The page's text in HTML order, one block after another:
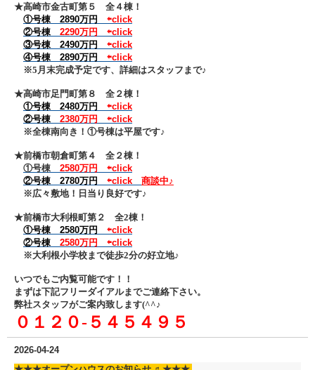
★高崎市金古町第５ 全４棟！
①号棟 2890万円
⇦click
②号棟
2290万円
⇦click
③号棟 2490万円
⇦click
④号棟 2890万円
⇦click
※5月末完成予定です、詳細はスタッフまで♪
★高崎市足門町第８ 全２棟！
①号棟 2480万円
⇦click
②号棟
2380万円
⇦click
※全棟南向き！①号棟は平屋です♪
★前橋市朝倉町第４ 全２棟！
①号棟 2580万円 ⇦click
②号棟 2780万円
⇦click
商談中♪
※広々敷地！日当り良好です♪
★前橋市大利根町第２ 全2棟！
①号棟 2580万円
⇦click
②号棟
2580万円
⇦click
※大利根小学校まで徒歩2分の好立地♪
いつでもご内覧可能です！！
まずは下記フリーダイアルまでご連絡下さい。
弊社スタッフがご案内致します(^^♪
０１２０‐５４５４９５
2026-04-24